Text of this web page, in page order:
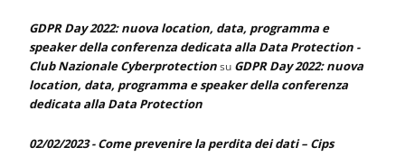
GDPR Day 2022: nuova location, data, programma e
speaker della conferenza dedicata alla Data Protection -
Club Nazionale Cyberprotectionsu GDPR Day 2022: nuova
location, data, programma e speaker della conferenza
dedicata alla Data Protection
02/02/2023 - Come prevenire la perdita dei dati – Cips